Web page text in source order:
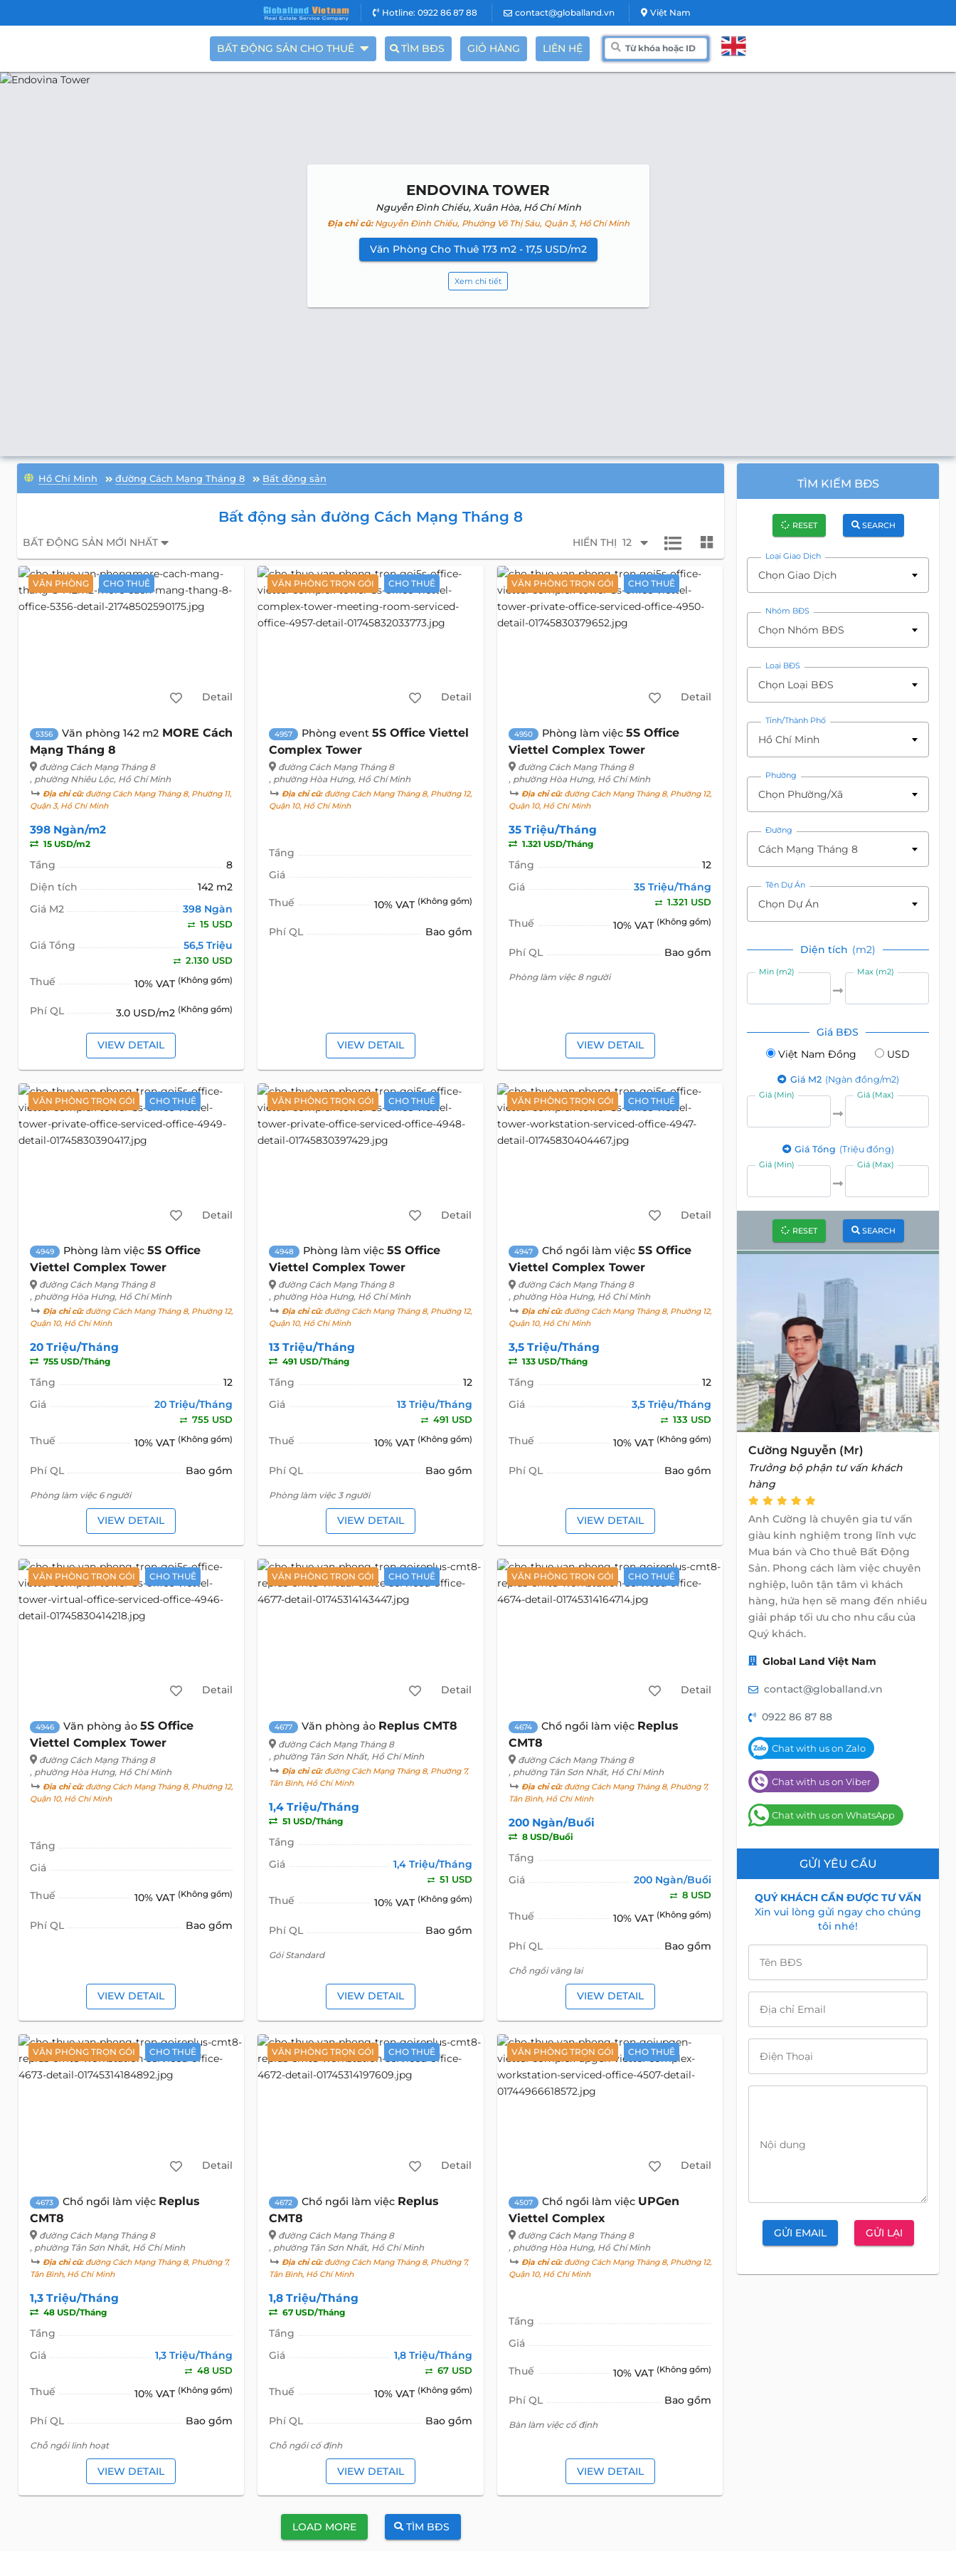
Hotline: 0922 86 87 88 contact@globalland.vn Việt Nam
BẤT ĐỘNG SẢN CHO THUÊ TÌM BĐS GIỎ HÀNG LIÊN HỆ
ENDOVINA TOWER
Nguyễn Đình Chiểu, Xuân Hòa, Hồ Chí Minh
Địa chỉ cũ:Nguyễn Đình Chiểu, Phường Võ Thị Sáu, Quận 3, Hồ Chí Minh
Văn Phòng Cho Thuê 173 m2 - 17,5 USD/m2
Xem chi tiết
Hồ Chí Minh đường Cách Mạng Tháng 8 Bất động sản
Bất động sản đường Cách Mạng Tháng 8
BẤT ĐỘNG SẢN MỚI NHẤT HIỂN THỊ 12
VĂN PHÒNG CHO THUÊ
Detail
5356 Văn phòng 142 m2 MORE Cách
Mạng Tháng 8
đường Cách Mạng Tháng 8
, phường Nhiêu Lộc, Hồ Chí Minh
Địa chỉ cũ:đường Cách Mạng Tháng 8, Phường 11,
Quận 3, Hồ Chí Minh
398 Ngàn/m2
15 USD/m2
Tầng
8
Diện tích
142 m2
Giá M2
398 Ngàn
15 USD
Giá Tổng 56,5 Triệu
2.130 USD
Thuế 10% VAT (Không gồm)
Phí QL 3.0 USD/m2 (Không gồm)
VIEW DETAIL
VĂN PHÒNG TRỌN GÓI CHO THUÊ
Detail
4957 Phòng event5S Office Viettel
Complex Tower
đường Cách Mạng Tháng 8
, phường Hòa Hưng, Hồ Chí Minh
Địa chỉ cũ:đường Cách Mạng Tháng 8, Phường 12,
Quận 10, Hồ Chí Minh
Tầng
Giá
Thuế 10% VAT (Không gồm)
Phí QL Bao gồm
VIEW DETAIL
VĂN PHÒNG TRỌN GÓI CHO THUÊ
Detail
4950 Phòng làm việc 5S Office
Viettel Complex Tower
đường Cách Mạng Tháng 8
, phường Hòa Hưng, Hồ Chí Minh
Địa chỉ cũ:đường Cách Mạng Tháng 8, Phường 12,
Quận 10, Hồ Chí Minh
35 Triệu/Tháng
1.321 USD/Tháng
Tầng
12
Giá
35 Triệu/Tháng
1.321 USD
Thuế 10% VAT (Không gồm)
Phí QL Bao gồm
Phòng làm việc 8 người
VIEW DETAIL
VĂN PHÒNG TRỌN GÓI CHO THUÊ
Detail
4949 Phòng làm việc 5S Office
Viettel Complex Tower
đường Cách Mạng Tháng 8
, phường Hòa Hưng, Hồ Chí Minh
Địa chỉ cũ:đường Cách Mạng Tháng 8, Phường 12,
Quận 10, Hồ Chí Minh
20 Triệu/Tháng
755 USD/Tháng
Tầng
12
Giá
20 Triệu/Tháng
755 USD
Thuế 10% VAT (Không gồm)
Phí QL Bao gồm
Phòng làm việc 6 người
VIEW DETAIL
VĂN PHÒNG TRỌN GÓI CHO THUÊ
Detail
4948 Phòng làm việc5S Office
Viettel Complex Tower
đường Cách Mạng Tháng 8
, phường Hòa Hưng, Hồ Chí Minh
Địa chỉ cũ:đường Cách Mạng Tháng 8, Phường 12,
Quận 10, Hồ Chí Minh
13 Triệu/Tháng
491 USD/Tháng
Tầng
12
Giá
13 Triệu/Tháng
491 USD
Thuế 10% VAT (Không gồm)
Phí QL Bao gồm
Phòng làm việc 3 người
VIEW DETAIL
VĂN PHÒNG TRỌN GÓI CHO THUÊ
Detail
4947 Chổ ngồi làm việc 5S Office
Viettel Complex Tower
đường Cách Mạng Tháng 8
, phường Hòa Hưng, Hồ Chí Minh
Địa chỉ cũ:đường Cách Mạng Tháng 8, Phường 12,
Quận 10, Hồ Chí Minh
3,5 Triệu/Tháng
133 USD/Tháng
Tầng
12
Giá
3,5 Triệu/Tháng
133 USD
Thuế 10% VAT (Không gồm)
Phí QL Bao gồm
VIEW DETAIL
VĂN PHÒNG TRỌN GÓI CHO THUÊ
Detail
4946 Văn phòng ảo 5S Office
Viettel Complex Tower
đường Cách Mạng Tháng 8
, phường Hòa Hưng, Hồ Chí Minh
Địa chỉ cũ:đường Cách Mạng Tháng 8, Phường 12,
Quận 10, Hồ Chí Minh
Tầng
Giá
Thuế 10% VAT (Không gồm)
Phí QL Bao gồm
VIEW DETAIL
VĂN PHÒNG TRỌN GÓI CHO THUÊ
Detail
4677 Văn phòng ảo Replus CMT8
đường Cách Mạng Tháng 8
, phường Tân Sơn Nhất, Hồ Chí Minh
Địa chỉ cũ:đường Cách Mạng Tháng 8, Phường 7,
Tân Bình, Hồ Chí Minh
1,4 Triệu/Tháng
51 USD/Tháng
Tầng
Giá
1,4 Triệu/Tháng
51 USD
Thuế 10% VAT (Không gồm)
Phí QL Bao gồm
Gói Standard
VIEW DETAIL
VĂN PHÒNG TRỌN GÓI CHO THUÊ
Detail
4674 Chổ ngồi làm việc Replus
CMT8
đường Cách Mạng Tháng 8
, phường Tân Sơn Nhất, Hồ Chí Minh
Địa chỉ cũ:đường Cách Mạng Tháng 8, Phường 7,
Tân Bình, Hồ Chí Minh
200 Ngàn/Buổi
8 USD/Buổi
Tầng
Giá
200 Ngàn/Buổi
8 USD
Thuế 10% VAT (Không gồm)
Phí QL Bao gồm
Chỗ ngồi vãng lai
VIEW DETAIL
VĂN PHÒNG TRỌN GÓI CHO THUÊ
Detail
4673 Chổ ngồi làm việc Replus
CMT8
đường Cách Mạng Tháng 8
, phường Tân Sơn Nhất, Hồ Chí Minh
Địa chỉ cũ:đường Cách Mạng Tháng 8, Phường 7,
Tân Bình, Hồ Chí Minh
1,3 Triệu/Tháng
48 USD/Tháng
Tầng
Giá
1,3 Triệu/Tháng
48 USD
Thuế 10% VAT (Không gồm)
Phí QL Bao gồm
Chỗ ngồi linh hoạt
VIEW DETAIL
VĂN PHÒNG TRỌN GÓI CHO THUÊ
Detail
4672 Chổ ngồi làm việc Replus
CMT8
đường Cách Mạng Tháng 8
, phường Tân Sơn Nhất, Hồ Chí Minh
Địa chỉ cũ:đường Cách Mạng Tháng 8, Phường 7,
Tân Bình, Hồ Chí Minh
1,8 Triệu/Tháng
67 USD/Tháng
Tầng
Giá
1,8 Triệu/Tháng
67 USD
Thuế 10% VAT (Không gồm)
Phí QL Bao gồm
Chỗ ngồi cố định
VIEW DETAIL
VĂN PHÒNG TRỌN GÓI CHO THUÊ
Detail
4507 Chổ ngồi làm việc UPGen
Viettel Complex
đường Cách Mạng Tháng 8
, phường Hòa Hưng, Hồ Chí Minh
Địa chỉ cũ:đường Cách Mạng Tháng 8, Phường 12,
Quận 10, Hồ Chí Minh
Tầng
Giá
Thuế 10% VAT (Không gồm)
Phí QL Bao gồm
Bàn làm việc cố định
VIEW DETAIL
LOAD MORE TÌM BĐS
TÌM KIẾM BĐS
RESET SEARCH
Loại Giao Dịch
Chọn Giao Dịch
Nhóm BĐS
Chọn Nhóm BĐS
Loại BĐS
Chọn Loại BĐS
Tỉnh/Thành Phố
Hồ Chí Minh
Phường
Chọn Phường/Xã
Đường
Cách Mạng Tháng 8
Tên Dự Án
Chọn Dự Án
Diện tích (m2)
Min (m2) Max (m2)
Giá BĐS
Việt Nam Đồng
USD
Giá M2 (Ngàn đồng/m2)
Giá (Min) Giá (Max)
Giá Tổng (Triệu đồng)
Giá (Min) Giá (Max)
RESET SEARCH
Cường Nguyễn (Mr)
Trưởng bộ phận tư vấn khách
hàng
Anh Cường là chuyên gia tư vấn
giàu kinh nghiệm trong lĩnh vực
Mua bán và Cho thuê Bất Động
Sản. Phong cách làm việc chuyên
nghiệp, luôn tận tâm vì khách
hàng, hứa hẹn sẽ mang đến nhiều
giải pháp tối ưu cho nhu cầu của
Quý khách.
Global Land Việt Nam
contact@globalland.vn
0922 86 87 88
Chat with us on Zalo
Chat with us on Viber
Chat with us on WhatsApp
GỬI YÊU CẦU
QUÝ KHÁCH CẦN ĐƯỢC TƯ VẤN
Xin vui lòng gửi ngay cho chúng
tôi nhé!
Tên BĐS
Địa chỉ Email
Điện Thoại
Nội dung
GỬI EMAIL GỬI LẠI